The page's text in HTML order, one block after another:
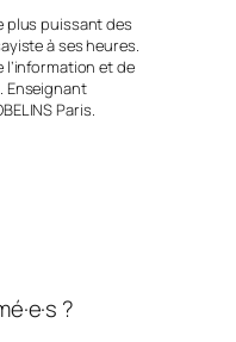
plus puissant des
à ses heures.
l’information et de
Enseignant
Paris.
?